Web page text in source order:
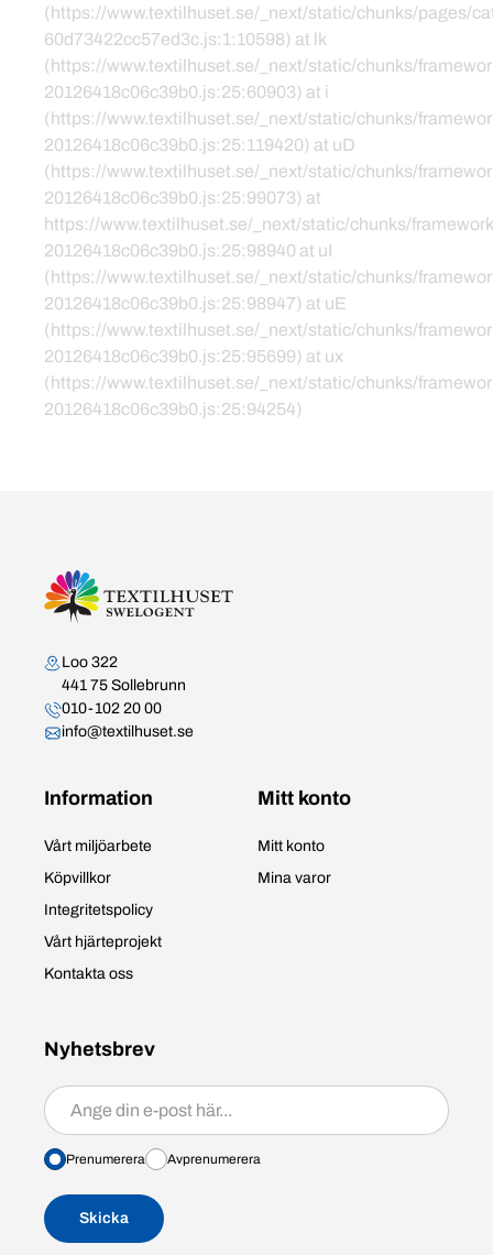
(https://www.textilhuset.se/_next/static/chunks/pages/
60d73422cc57ed3c.js:1:10598) at lk
(https://www.textilhuset.se/_next/static/chunks/
20126418c06c39b0.js:25:60903) at i
(https://www.textilhuset.se/_next/static/chunks/
20126418c06c39b0.js:25:119420) at uD
(https://www.textilhuset.se/_next/static/chunks/
20126418c06c39b0.js:25:99073) at
https://www.textilhuset.se/_next/static/chunks/
20126418c06c39b0.js:25:98940 at uI
(https://www.textilhuset.se/_next/static/chunks/
20126418c06c39b0.js:25:98947) at uE
(https://www.textilhuset.se/_next/static/chunks/
20126418c06c39b0.js:25:95699) at ux
(https://www.textilhuset.se/_next/static/chunks/
20126418c06c39b0.js:25:94254)
Kontakta oss
Loo 322
441 75 Sollebrunn
010-102 20 00
info@textilhuset.se
Information
Vårt miljöarbete
Köpvillkor
Integritetspolicy
Vårt hjärteprojekt
Kontakta oss
Mitt konto
Mitt konto
Mina varor
Nyhetsbrev
Prenumerera/avprenumerera
Prenumerera Avprenumerera
Skicka